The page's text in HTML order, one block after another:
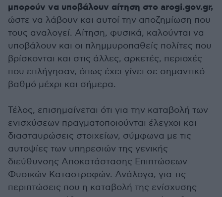
μπορούν να υποβάλουν αίτηση στο arogi.gov.gr,
ώστε να λάβουν και αυτοί την αποζημίωση που
τους αναλογεί. Αίτηση, φυσικά, καλούνται να
υποβάλουν και οι πλημμυροπαθείς πολίτες που
βρίσκονται και στις άλλες, αρκετές, περιοχές
που επλήγησαν, όπως έχει γίνει σε σημαντικό
βαθμό μέχρι και σήμερα.
Τέλος, επισημαίνεται ότι για την καταβολή των
ενισχύσεων πραγματοποιούνται έλεγχοι και
διασταυρώσεις στοιχείων, σύμφωνα με τις
αυτοψίες των υπηρεσιών της γενικής
διεύθυνσης Αποκατάστασης Επιπτώσεων
Φυσικών Καταστροφών. Ανάλογα, για τις
περιπτώσεις που η καταβολή της ενίσχυσης